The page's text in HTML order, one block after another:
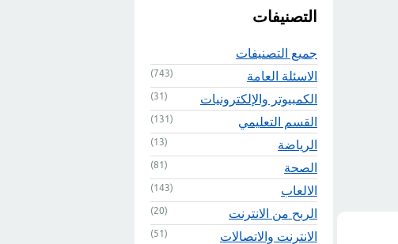
التصنيفات
جميع التصنيفات
الاسئلة العامة
(743)
الكمبيوتر والإلكترونيات (31)
القسم التعليمي (131)
الرياضة (13)
الصحة (81)
الالعاب (143)
الربح من الانترنت (20)
الانترنت والاتصالات (51)